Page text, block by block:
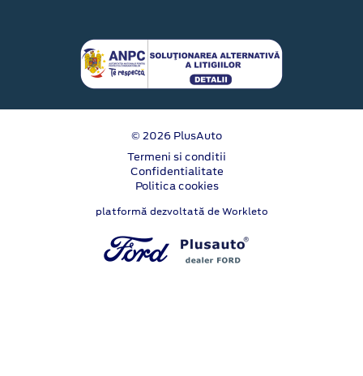
© 2026 PlusAuto
Termeni si conditii
Confidentialitate
Politica cookies
platformă dezvoltată de Workleto